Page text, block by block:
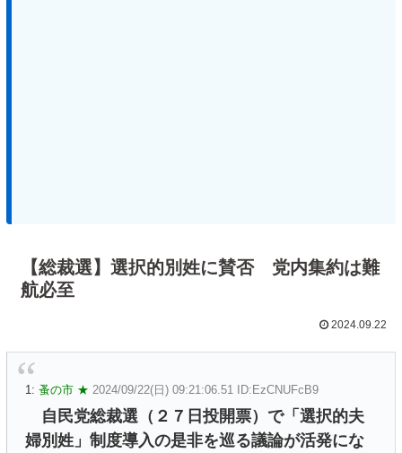
【総裁選】選択的別姓に賛否 党内集約は難
航必至
2024.09.22
1: 蚤の市 ★ 2024/09/22(日) 09:21:06.51 ID:EzCNUFcB9
自民党総裁選（２７日投開票）で「選択的夫
婦別姓」制度導入の是非を巡る議論が活発にな